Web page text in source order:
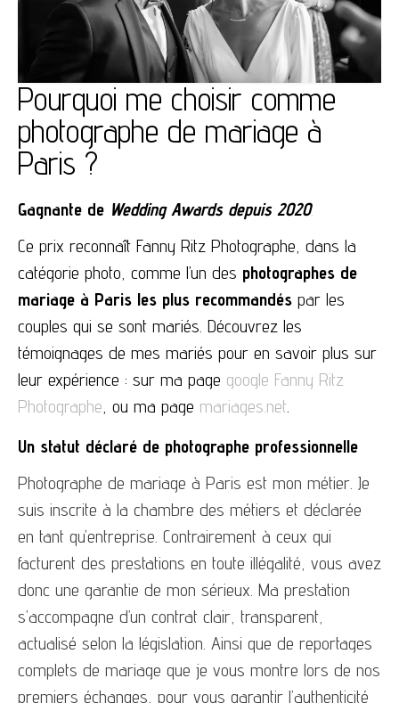
Pourquoi me choisir comme
photographe de mariage à
Paris ?
Gagnante de Wedding Awards depuis 2020.
Ce prix reconnaît Fanny Ritz Photographe, dans la
catégorie photo, comme l’un des photographes de
mariage à Paris les plus recommandés par les
couples qui se sont mariés. Découvrez les
témoignages de mes mariés pour en savoir plus sur
leur expérience : sur ma page google Fanny Ritz
Photographe , ou ma page mariages.net
Un statut déclaré de photographe professionnelle
Photographe de mariage à Paris est mon métier. Je
suis inscrite à la chambre des métiers et déclarée
en tant qu’entreprise. Contrairement à ceux qui
facturent des prestations en toute illégalité, vous avez
donc une garantie de mon sérieux. Ma prestation
s’accompagne d’un contrat clair, transparent,
actualisé selon la législation. Ainsi que de reportages
complets de mariage que je vous montre lors de nos
premiers échanges, pour vous garantir l’authenticité